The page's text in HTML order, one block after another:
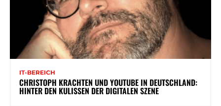
IT-BEREICH
CHRISTOPH KRACHTEN UND YOUTUBE IN DEUTSCHLAND:
HINTER DEN KULISSEN DER DIGITALEN SZENE